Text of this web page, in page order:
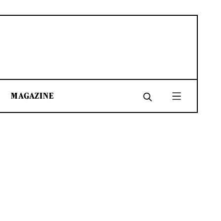
MAGAZINE